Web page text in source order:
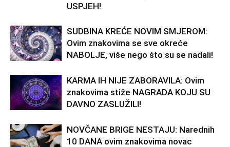
USPJEH!
SUDBINA KREĆE NOVIM SMJEROM:
Ovim znakovima se sve okreće
NABOLJE, više nego što su se nadali!
KARMA IH NIJE ZABORAVILA: Ovim
znakovima stiže NAGRADA KOJU SU
DAVNO ZASLUŽILI!
NOVČANE BRIGE NESTAJU: Narednih
10 DANA ovim znakovima novac